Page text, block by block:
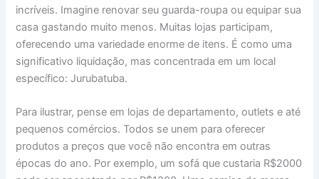
incríveis. Imagine renovar seu guarda-roupa ou equipar sua
casa gastando muito menos. Muitas lojas participam,
oferecendo uma variedade enorme de itens. É como uma
significativo liquidação, mas concentrada em um local
específico: Jurubatuba.
Para ilustrar, pense em lojas de departamento, outlets e até
pequenos comércios. Todos se unem para oferecer
produtos a preços que você não encontra em outras
épocas do ano. Por exemplo, um sofá que custaria R$2000